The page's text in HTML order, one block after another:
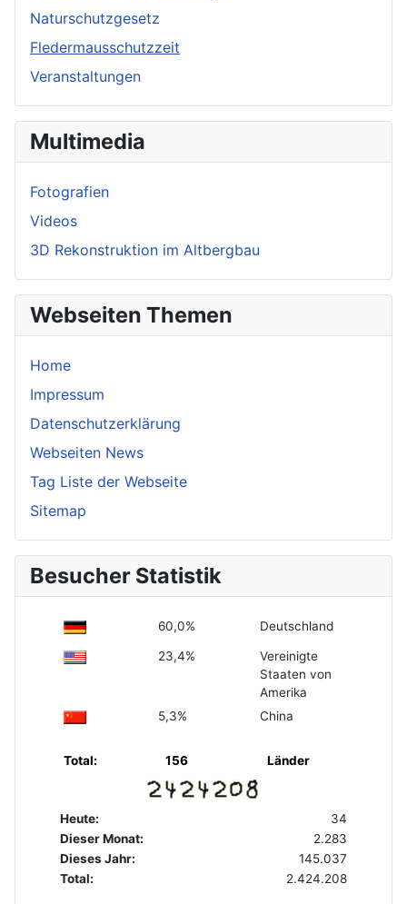
Naturschutzgesetz
Fledermausschutzzeit
Veranstaltungen
Multimedia
Fotografien
Videos
3D Rekonstruktion im Altbergbau
Webseiten Themen
Home
Impressum
Datenschutzerklärung
Webseiten News
Tag Liste der Webseite
Sitemap
Besucher Statistik
60,0% Deutschland
23,4%
Vereinigte
Staaten von
Amerika
5,3%
China
Total: 156 Länder
Heute:
34
Dieser Monat:
2.283
Dieses Jahr:
145.037
Total:
2.424.208